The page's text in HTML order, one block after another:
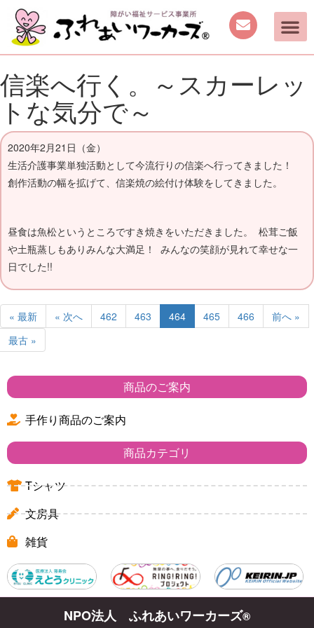
信楽へ行く。～スカーレッ
トな気分で～
2020年2月21日（金）
生活介護事業単独活動として今流行りの信楽へ行ってきました！
創作活動の幅を拡げて、信楽焼の絵付け体験をしてきました。
昼食は魚松というところですき焼きをいただきました。 松茸ご飯
や土瓶蒸しもありみんな大満足！ みんなの笑顔が見れて幸せな一
日でした!!
« 最新 « 次へ 462 463 464 465 466
前へ »
最古 »
商品のご案内
手作り商品のご案内
商品カテゴリ
Tシャツ
文房具
雑貨
NPO法人 ふれあいワーカーズ®